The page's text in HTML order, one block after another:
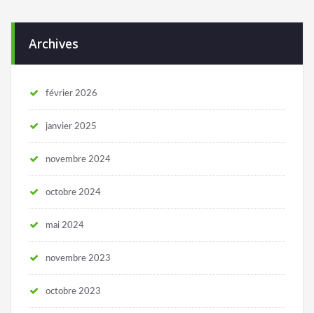
Archives
février 2026
janvier 2025
novembre 2024
octobre 2024
mai 2024
novembre 2023
octobre 2023